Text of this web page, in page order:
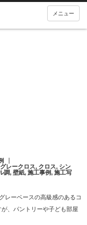
メニュー
グレークロス, クロス, シン
調, 壁紙, 施工事例, 施工写
レーベースの高級感のあるコ
、パントリーや子ども部屋